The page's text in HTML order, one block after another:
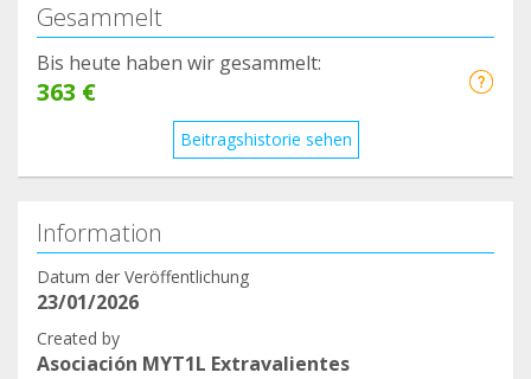
Gesammelt
Bis heute haben wir gesammelt:
363 €
Beitragshistorie sehen
Information
Datum der Veröffentlichung
23/01/2026
Created by
Asociación MYT1L Extravalientes